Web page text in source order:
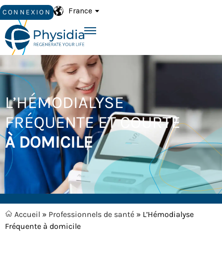
CONNEXION France
L’HÉMODIALYSE
FRÉQUENTE ET COURTE
À DOMICILE
Accueil » Professionnels de santé» L’Hémodialyse
Fréquente à domicile